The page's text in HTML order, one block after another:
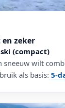
zeker
(compact)
sneeuw wilt
als basis: 5-